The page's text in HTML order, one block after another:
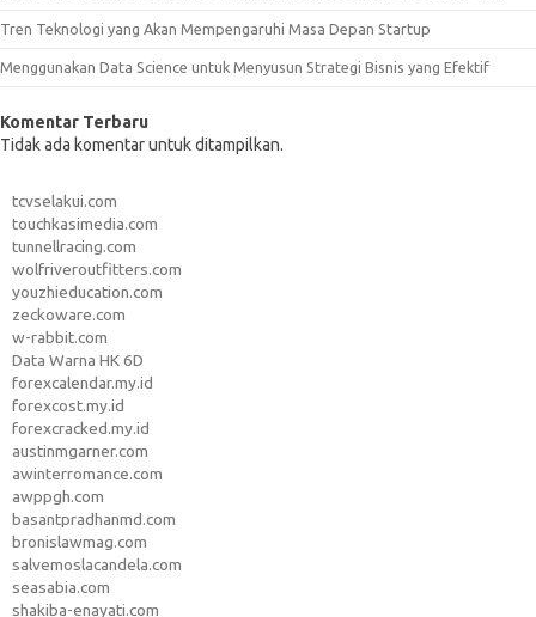
Tren Teknologi yang Akan Mempengaruhi Masa Depan Startup
Menggunakan Data Science untuk Menyusun Strategi Bisnis yang Efektif
Komentar Terbaru
Tidak ada komentar untuk ditampilkan.
tcvselakui.com
touchkasimedia.com
tunnellracing.com
wolfriveroutfitters.com
youzhieducation.com
zeckoware.com
w-rabbit.com
Data Warna HK 6D
forexcalendar.my.id
forexcost.my.id
forexcracked.my.id
austinmgarner.com
awinterromance.com
awppgh.com
basantpradhanmd.com
bronislawmag.com
salvemoslacandela.com
seasabia.com
shakiba-enayati.com